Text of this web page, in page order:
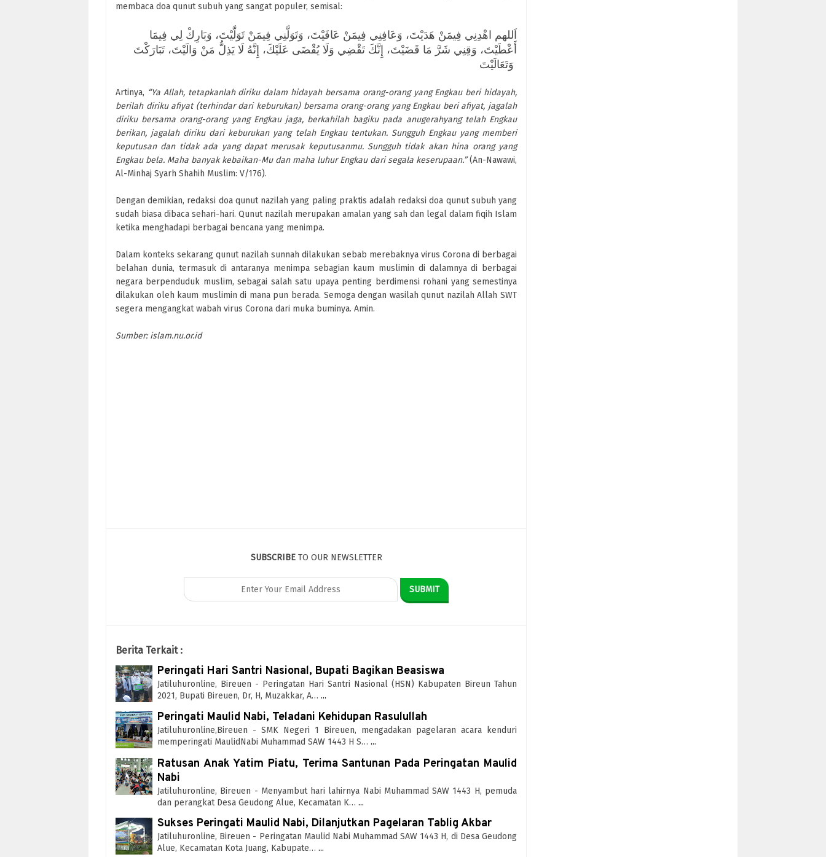
membaca doa qunut subuh yang sangat populer, semisal:
أَعْطَيْتَ، وَقِنِي شَرَّ مَا قَضَيْتَ، إِنَّكَ تَقْضِي وَلَا يُقْضَى عَلَيْكَ، إِنَّهُ لَا يَذِلُّ مَنْ وَالَيْتَ، تَبَارَكْتَ
Artinya, “Ya Allah, tetapkanlah diriku dalam hidayah bersama orang-orang yang Engkau beri hidayah,
berilah diriku afiyat (terhindar dari keburukan) bersama orang-orang yang Engkau beri afiyat, jagalah
diriku bersama orang-orang yang Engkau jaga, berkahilah bagiku pada anugerahyang telah Engkau
berikan, jagalah diriku dari keburukan yang telah Engkau tentukan. Sungguh Engkau yang memberi
keputusan dan tidak ada yang dapat merusak keputusanmu. Sungguh tidak akan hina orang yang
Engkau bela. Maha banyak kebaikan-Mu dan maha luhur Engkau dari segala keserupaan.”(An-Nawawi,
Al-Minhaj Syarh Shahih Muslim: V/176).
Dengan demikian, redaksi doa qunut nazilah yang paling praktis adalah redaksi doa qunut subuh yang
sudah biasa dibaca sehari-hari. Qunut nazilah merupakan amalan yang sah dan legal dalam fiqih Islam
ketika menghadapi berbagai bencana yang menimpa.
Dalam konteks sekarang qunut nazilah sunnah dilakukan sebab merebaknya virus Corona di berbagai
belahan dunia, termasuk di antaranya menimpa sebagian kaum muslimin di dalamnya di berbagai
negara berpenduduk muslim, sebagai salah satu upaya penting berdimensi rohani yang semestinya
dilakukan oleh kaum muslimin di mana pun berada. Semoga dengan wasilah qunut nazilah Allah SWT
segera mengangkat wabah virus Corona dari muka buminya. Amin.
Sumber: islam.nu.or.id
SUBSCRIBETO OUR NEWSLETTER
Berita Terkait :
Peringati Hari Santri Nasional, Bupati Bagikan Beasiswa
Jatiluhuronline, Bireuen - Peringatan Hari Santri Nasional (HSN) Kabupaten Bireun Tahun
2021, Bupati Bireuen, Dr, H, Muzakkar, A… ...
Peringati Maulid Nabi, Teladani Kehidupan Rasulullah
Jatiluhuronline,Bireuen - SMK Negeri 1 Bireuen, mengadakan pagelaran acara kenduri
memperingati MaulidNabi Muhammad SAW 1443 H S… ...
Ratusan Anak Yatim Piatu, Terima Santunan Pada Peringatan Maulid
Nabi
Jatiluhuronline, Bireuen - Menyambut hari lahirnya Nabi Muhammad SAW 1443 H, pemuda
dan perangkat Desa Geudong Alue, Kecamatan K… ...
Sukses Peringati Maulid Nabi, Dilanjutkan Pagelaran Tablig Akbar
Jatiluhuronline, Bireuen - Peringatan Maulid Nabi Muhammad SAW 1443 H, di Desa Geudong
Alue, Kecamatan Kota Juang, Kabupate… ...